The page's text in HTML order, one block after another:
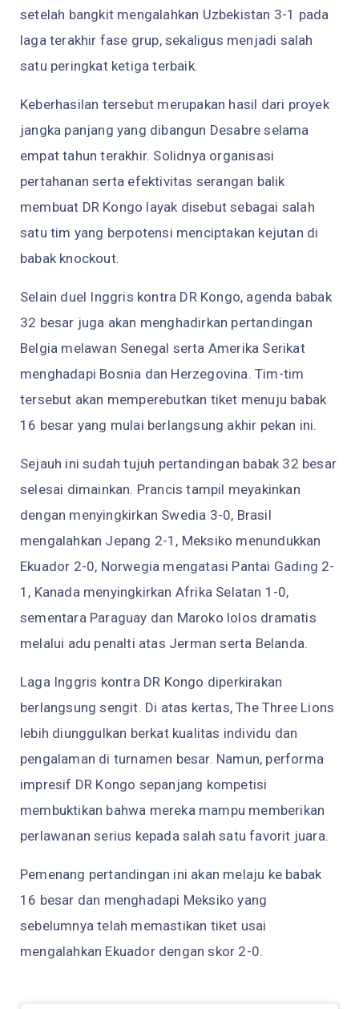
setelah bangkit mengalahkan Uzbekistan 3-1 pada
laga terakhir fase grup, sekaligus menjadi salah
satu peringkat ketiga terbaik.
Keberhasilan tersebut merupakan hasil dari proyek
jangka panjang yang dibangun Desabre selama
empat tahun terakhir. Solidnya organisasi
pertahanan serta efektivitas serangan balik
membuat DR Kongo layak disebut sebagai salah
satu tim yang berpotensi menciptakan kejutan di
babak knockout.
Selain duel Inggris kontra DR Kongo, agenda babak
32 besar juga akan menghadirkan pertandingan
Belgia melawan Senegal serta Amerika Serikat
menghadapi Bosnia dan Herzegovina. Tim-tim
tersebut akan memperebutkan tiket menuju babak
16 besar yang mulai berlangsung akhir pekan ini.
Sejauh ini sudah tujuh pertandingan babak 32 besar
selesai dimainkan. Prancis tampil meyakinkan
dengan menyingkirkan Swedia 3-0, Brasil
mengalahkan Jepang 2-1, Meksiko menundukkan
Ekuador 2-0, Norwegia mengatasi Pantai Gading 2-
1, Kanada menyingkirkan Afrika Selatan 1-0,
sementara Paraguay dan Maroko lolos dramatis
melalui adu penalti atas Jerman serta Belanda.
Laga Inggris kontra DR Kongo diperkirakan
berlangsung sengit. Di atas kertas, The Three Lions
lebih diunggulkan berkat kualitas individu dan
pengalaman di turnamen besar. Namun, performa
impresif DR Kongo sepanjang kompetisi
membuktikan bahwa mereka mampu memberikan
perlawanan serius kepada salah satu favorit juara.
Pemenang pertandingan ini akan melaju ke babak
16 besar dan menghadapi Meksiko yang
sebelumnya telah memastikan tiket usai
mengalahkan Ekuador dengan skor 2-0.